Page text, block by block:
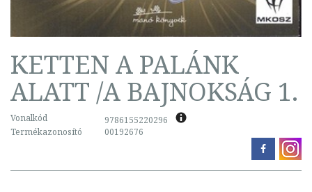
KETTEN A PALÁNK
ALATT /A BAJNOKSÁG 1.
Vonalkód
9786155220296
Termékazonosító
00192676